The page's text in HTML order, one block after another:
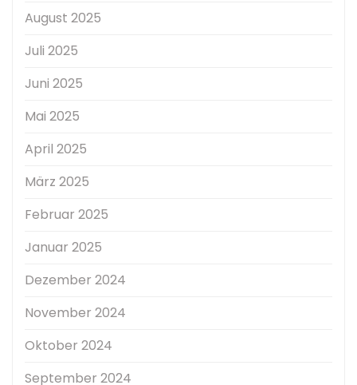
August 2025
Juli 2025
Juni 2025
Mai 2025
April 2025
März 2025
Februar 2025
Januar 2025
Dezember 2024
November 2024
Oktober 2024
September 2024